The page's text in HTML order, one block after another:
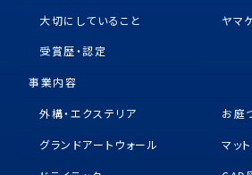
大切にしていること ヤマ
受賞歴・認定
事業内容
外構・エクステリア お庭
グランドアートウォール マッ